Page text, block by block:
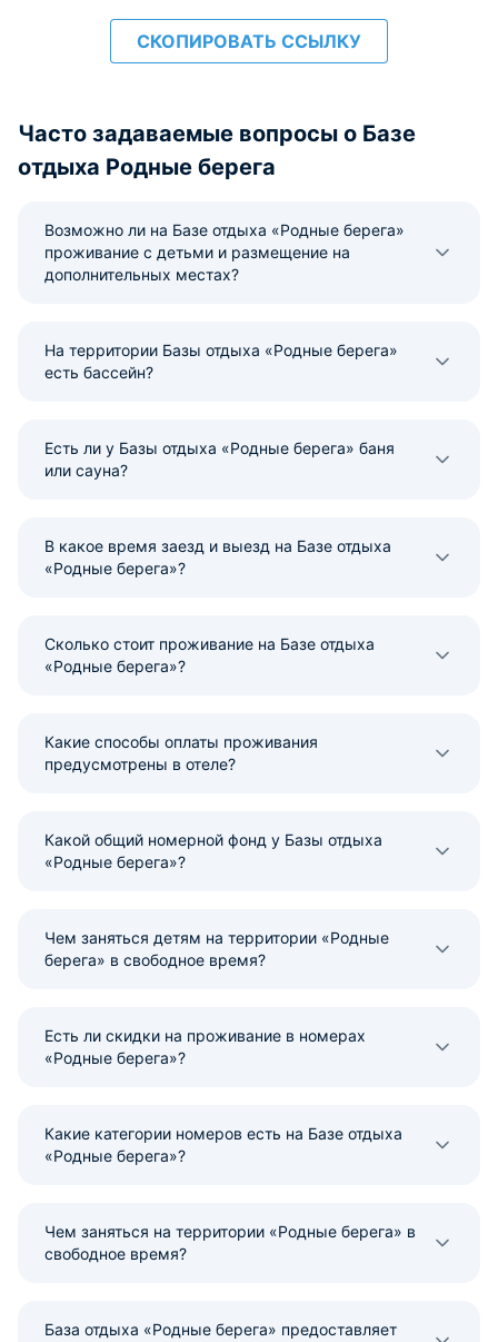
СКОПИРОВАТЬ ССЫЛКУ
Часто задаваемые вопросы о Базе
отдыха Родные берега
Возможно ли на Базе отдыха «Родные берега»
проживание с детьми и размещение на
дополнительных местах?
На территории Базы отдыха «Родные берега»
есть бассейн?
Есть ли у Базы отдыха «Родные берега» баня
или сауна?
В какое время заезд и выезд на Базе отдыха
«Родные берега»?
Сколько стоит проживание на Базе отдыха
«Родные берега»?
Какие способы оплаты проживания
предусмотрены в отеле?
Какой общий номерной фонд у Базы отдыха
«Родные берега»?
Чем заняться детям на территории «Родные
берега» в свободное время?
Есть ли скидки на проживание в номерах
«Родные берега»?
Какие категории номеров есть на Базе отдыха
«Родные берега»?
Чем заняться на территории «Родные берега» в
свободное время?
База отдыха «Родные берега» предоставляет